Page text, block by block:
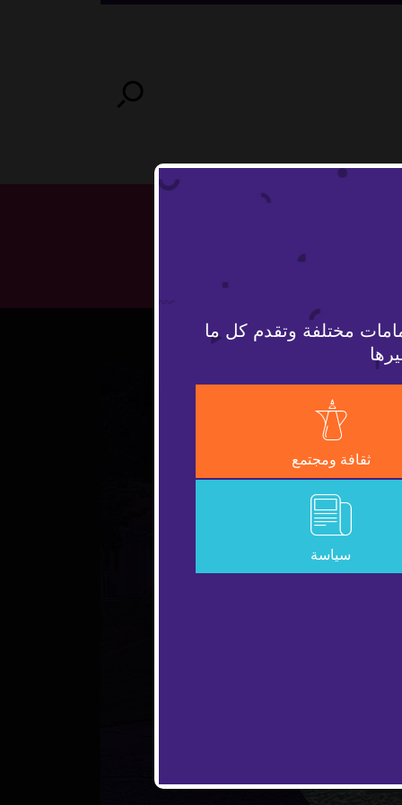
مختلفة وتقدم كل ما
ثقافة ومجتمع
سياسة